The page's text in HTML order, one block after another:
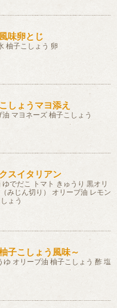
味卵とじ
柚子こしょう 卵
しょうマヨ添え
マヨネーズ 柚子こしょう
スイタリアン
でだこ トマト きゅうり 黒オリ
みじん切り） オリーブ油 レモン
ょう
子こしょう風味～
ゆ オリーブ油 柚子こしょう 酢 塩